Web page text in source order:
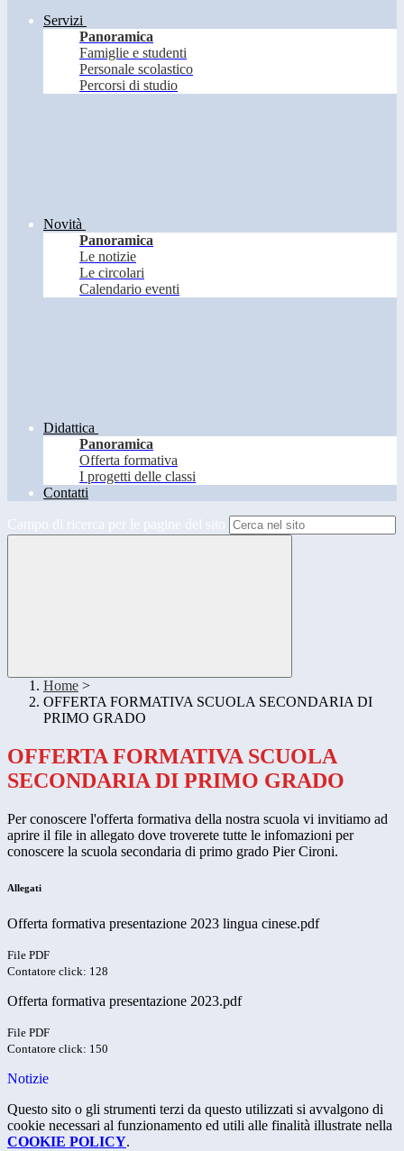
Servizi
Panoramica
Famiglie e studenti
Personale scolastico
Percorsi di studio
Novità
Panoramica
Le notizie
Le circolari
Calendario eventi
Didattica
Panoramica
Offerta formativa
I progetti delle classi
Contatti
Campo di ricerca per le pagine del sito
Home >
OFFERTA FORMATIVA SCUOLA SECONDARIA DI
PRIMO GRADO
OFFERTA FORMATIVA SCUOLA
SECONDARIA DI PRIMO GRADO
Per conoscere l'offerta formativa della nostra scuola vi invitiamo ad
aprire il file in allegato dove troverete tutte le infomazioni per
conoscere la scuola secondaria di primo grado Pier Cironi.
Allegati
Offerta formativa presentazione 2023 lingua cinese.pdf
File PDF
Contatore click: 128
Offerta formativa presentazione 2023.pdf
File PDF
Contatore click: 150
Notizie
Questo sito o gli strumenti terzi da questo utilizzati si avvalgono di
cookie necessari al funzionamento ed utili alle finalità illustrate nella
COOKIE POLICY.